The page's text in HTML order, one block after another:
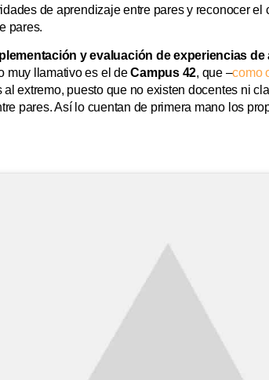
de aprendizaje entre pares y reconocer el
pares.
y evaluación de experiencias
muy llamativo es el deCampus 42, que –como
extremo, puesto que no existen docentes ni
pares. Así lo cuentan de primera mano los